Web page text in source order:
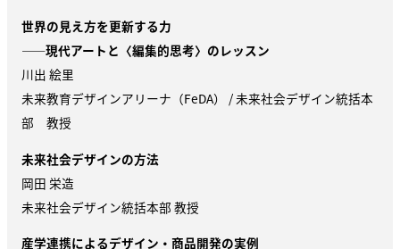
世界の見え方を更新する力
——現代アートと〈編集的思考〉のレッスン
川出 絵里
未来教育デザインアリーナ（FeDA） /未来社会デザイン統括本
部 教授
未来社会デザインの方法
岡田 栄造
未来社会デザイン統括本部 教授
産学連携によるデザイン・商品開発の実例